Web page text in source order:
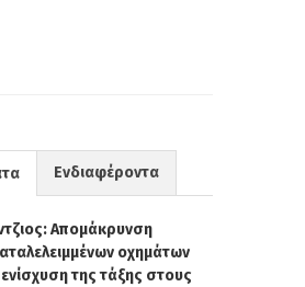
Ενδιαφέροντα
Απομάκρυνση
οχημάτων
ενίσχυση της τάξης στους